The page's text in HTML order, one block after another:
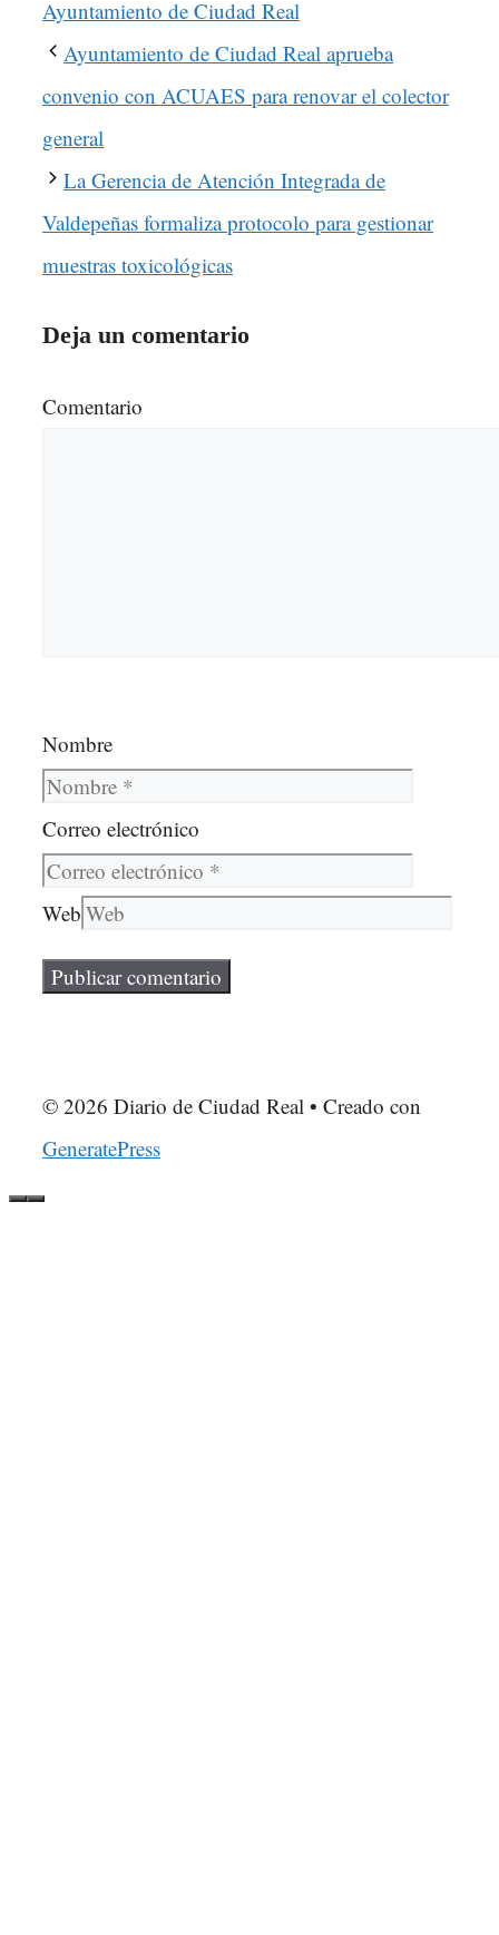
Ayuntamiento de Ciudad Real
Ayuntamiento de Ciudad Real aprueba
convenio con ACUAES para renovar el colector
general
La Gerencia de Atención Integrada de
Valdepeñas formaliza protocolo para gestionar
muestras toxicológicas
Deja un comentario
Comentario
Nombre
Correo electrónico
Web
© 2026 Diario de Ciudad Real • Creado con
GeneratePress